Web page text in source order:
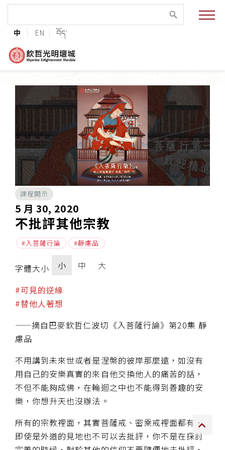
中 EN བོད་
緣起與願景
法王與上師的祝福
加入志工
巴麥欽哲傳承
第三世巴麥欽哲仁波切
傳承上師授證
專書與譯著
*巴麥寺與麥青寺的聯合聲明
尊貴上師珍寶開示
巴麥欽哲珍寶開示
前行開示文集
媒體影音集
課程開示
5 月 30, 2020
不批評其他宗教
入菩薩行論 靜慮品
字體大小 小 中 大
#可見的逆緣
#替他人著想
——摘自巴麥欽哲仁波切《入菩薩行論》第20集 靜
慮品
不用講到未來世或者是涅槃的彼岸那麼遠，如沒有
用自己的安樂真實的來自他交換他人的痛苦的話，
不但不能夠成佛，在輪迴之中也不能得到善趣的安
樂，你想升天也沒辦法。
所有的宗教裡面，其實菩薩戒、密乘戒裡面都有，
即使是外道的見地也不可以去批評，你不是在探討